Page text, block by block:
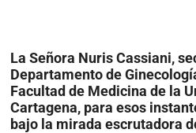
La Señora Nuris Cassiani,
Departamento de
Facultad de Medicina de la
Cartagena, para esos
bajo la mirada escrutadora